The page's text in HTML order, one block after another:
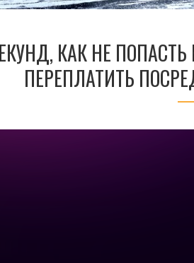
КАК НЕ
ПЕРЕПЛАТИТЬ